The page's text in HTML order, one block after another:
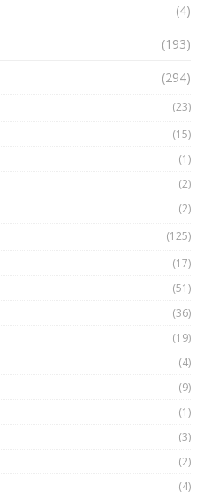
các cuộc chiến | Phổ cập
(4)
(193)
(294)
(23)
(15)
(1)
(2)
(2)
(125)
(17)
(51)
(36)
(19)
(4)
(9)
(1)
(3)
(2)
(4)